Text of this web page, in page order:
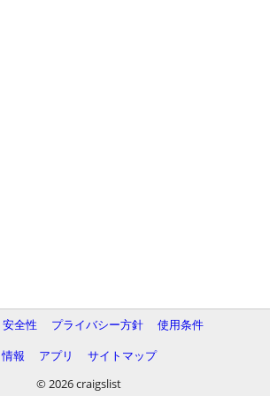
安全性 プライバシー方針
使用条件
情報
アプリ
サイトマップ
© 2026 craigslist